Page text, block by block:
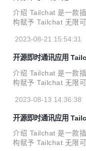
m/ v1.8.10 更新内容
应用名称、描述、头
时删...
式 noIM 应用
介绍 Tailchat 是一款
构赋予 Tailchat 无限
企业与私域用户打造
自己的品牌与圈子。
m/ v1.8.10 更新内容
群组会话中的用户头
组成员发起私信...
2023-08-21 15:54:31
开源即时通讯应用
式 noIM 应用
介绍 Tailchat 是一款
构赋予 Tailchat 无限
企业与私域用户打造
自己的品牌与圈子。
m/ v1.8.9 更新内容
可以根据自己的喜好
2023-08-13 14:36:38
开源即时通讯应用
式 noIM 应用
介绍 Tailchat 是一款
构赋予 Tailchat 无限